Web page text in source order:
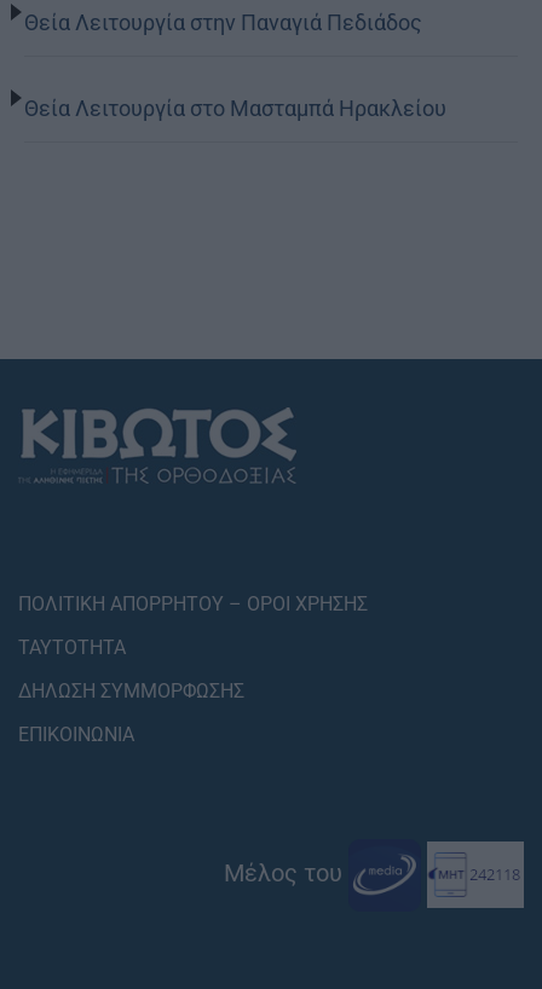
Θεία Λειτουργία στην Παναγιά Πεδιάδος
Θεία Λειτουργία στο Μασταμπά Ηρακλείου
ΠΟΛΙΤΙΚΗ ΑΠΟΡΡΗΤΟΥ – ΟΡΟΙ ΧΡΗΣΗΣ
ΤΑΥΤΟΤΗΤΑ
ΔΗΛΩΣΗ ΣΥΜΜΟΡΦΩΣΗΣ
ΕΠΙΚΟΙΝΩΝΙΑ
Μέλος του